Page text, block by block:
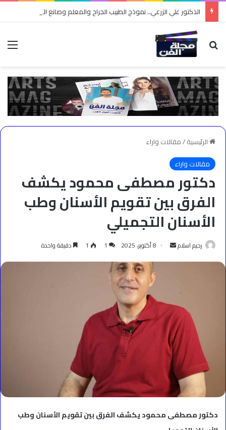
الدكتور علي الزرعي.. نموذج الطبيب الجراح والمعلم وصانع التوعية
بحث عن
الرئيسية/مقالات واراء
مقالات واراء
دكتور مصطفى محمود يكشف
الفرق بين تقويم الأسنان وطب
الأسنان التجميلي
رحيم اسلام
أرسل
إلكترونيا
8 أكتوبر، 2025 1
1 دقيقة واحدة
دكتور مصطفى محمود يكشف الفرق بين تقويم الأسنان وطب